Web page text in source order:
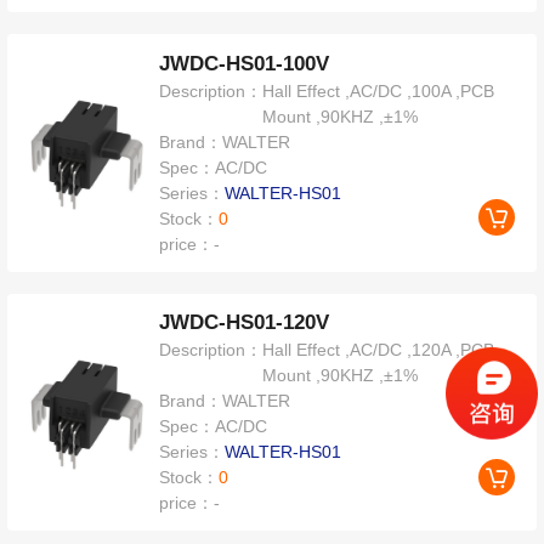
JWDC-HS01-100V
Description： Hall Effect ,AC/DC ,100A ,PCB
Mount ,90KHZ ,±1%
Brand：WALTER
Spec：AC/DC
Series：WALTER-HS01
Stock：0
price：-
JWDC-HS01-120V
Description： Hall Effect ,AC/DC ,120A ,PCB
Mount ,90KHZ ,±1%
Brand：WALTER
Spec：AC/DC
Series：WALTER-HS01
Stock：0
price：-